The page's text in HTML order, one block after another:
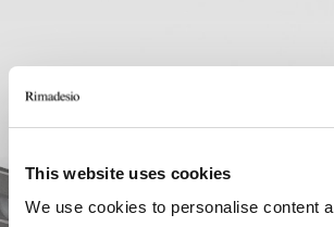
This website uses cookies
We use cookies to personalise content